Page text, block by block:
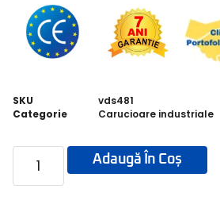
SKU
vds481
Categorie
Carucioare industriale
Adaugă În Coș